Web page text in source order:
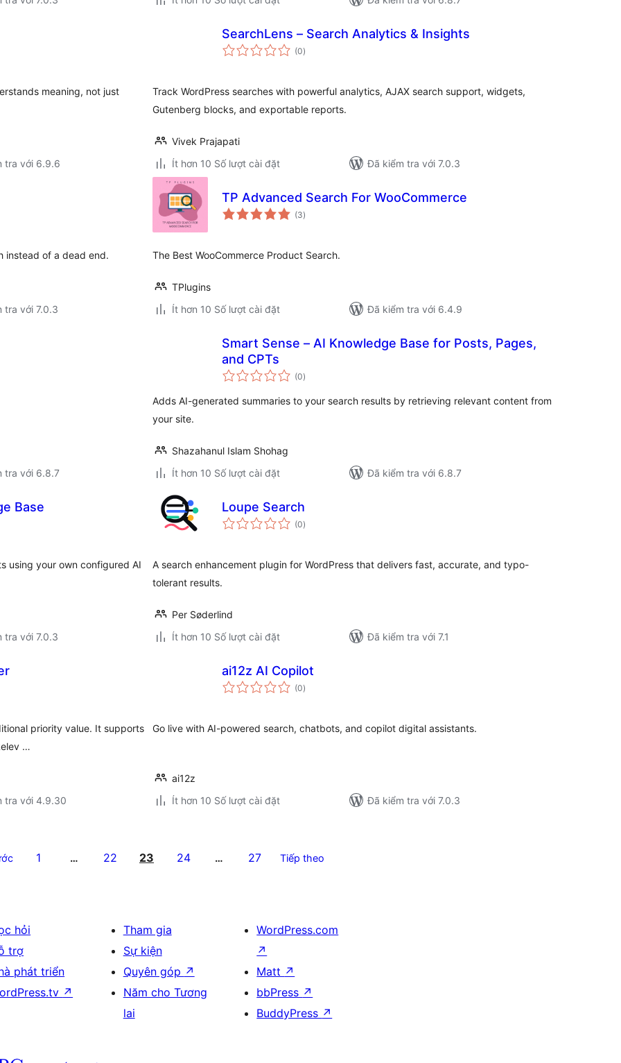
meaning, not just
tra với 6.9.6
SearchLens – Search Analytics & Insights
(0tổng
đánh
)
Track WordPress searches with powerful analytics, AJAX search support, widgets,
Gutenberg blocks, and exportable reports.
Vivek Prajapati
Ít hơn 10 Số lượt cài đặt
Đã kiểm tra với 7.0.3
instead of a dead end.
tra với 7.0.3
TP Advanced Search For WooCommerce
(3tổng
đánh
)
The Best WooCommerce Product Search.
TPlugins
Ít hơn 10 Số lượt cài đặt
Đã kiểm tra với 6.4.9
tra với 6.8.7
Smart Sense – AI Knowledge Base for Posts, Pages,
and CPTs
(0tổng
đánh
)
Adds AI-generated summaries to your search results by retrieving relevant content from
your site.
Shazahanul Islam Shohag
Ít hơn 10 Số lượt cài đặt
Đã kiểm tra với 6.8.7
Base
using your own configured AI
tra với 7.0.3
Loupe Search
(0tổng
đánh
)
A search enhancement plugin for WordPress that delivers fast, accurate, and typo-
tolerant results.
Per Søderlind
Ít hơn 10 Số lượt cài đặt
Đã kiểm tra với 7.1
priority value. It supports
…
tra với 4.9.30
ai12z AI Copilot
(0tổng
đánh
)
Go live with AI-powered search, chatbots, and copilot digital assistants.
ai12z
Ít hơn 10 Số lượt cài đặt
Đã kiểm tra với 7.0.3
1 … 22 23 24 … 27 Tiếp theo
hỏi
trợ
phát triển
↗
Tham gia
Sự kiện
Quyên góp ↗
Năm cho Tương
lai
WordPress.com
↗
Matt ↗
bbPress ↗
BuddyPress ↗